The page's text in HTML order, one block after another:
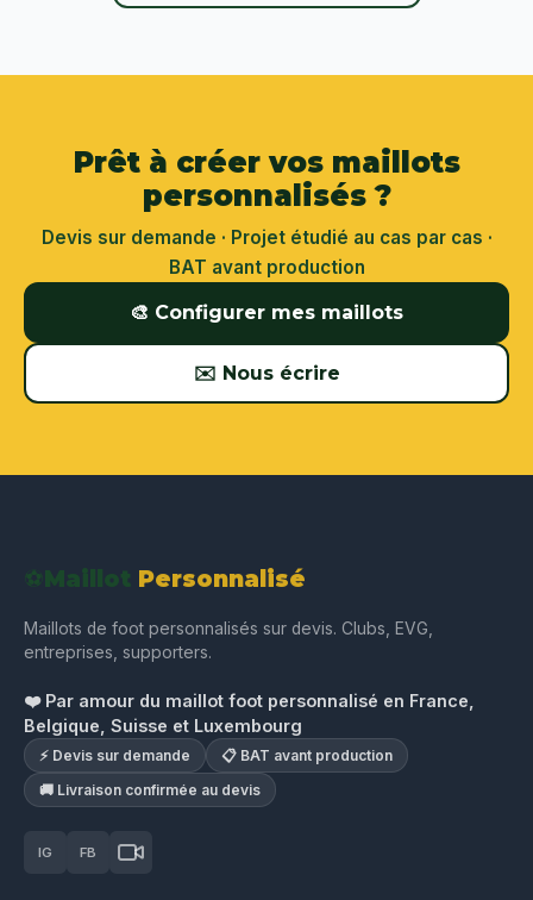
Prêt à créer vos maillots
personnalisés ?
Devis sur demande · Projet étudié au cas par cas ·
BAT avant production
🎨 Configurer mes maillots
✉️ Nous écrire
⚽Maillot Personnalisé
Maillots de foot personnalisés sur devis. Clubs, EVG,
entreprises, supporters.
❤️ Par amour du maillot foot personnalisé en France,
Belgique, Suisse et Luxembourg
⚡ Devis sur demande
📋 BAT avant production
🚚 Livraison confirmée au devis
IG FB